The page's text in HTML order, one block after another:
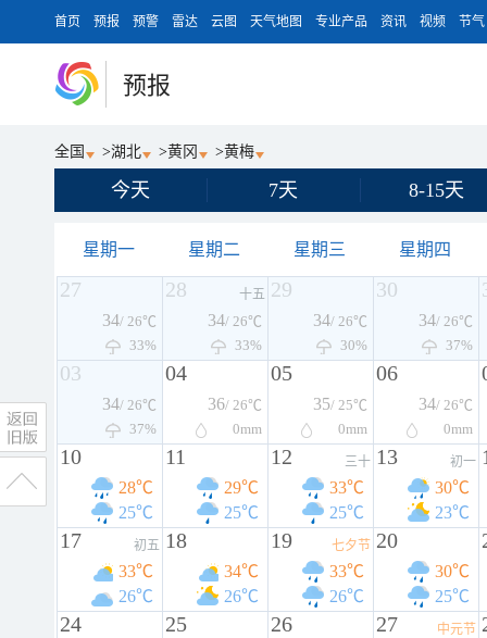
首页 预报 预警 雷达 云图 天气地图 专业产品 资讯 视频 节气
预报
全国 >湖北 >黄冈 >黄梅
今天 7天 8-15天
星期一 星期二 星期三 星期四
27
34/ 26℃
33%
28 十五
34/ 26℃
33%
29
34/ 26℃
30%
30
34/ 26℃
37%
03
34/ 26℃
37%
04
36/ 26℃
0mm
05
35/ 25℃
0mm
06
34/ 26℃
0mm
10
28℃
25℃
11
29℃
25℃
12 三十
33℃
25℃
13 初一
30℃
23℃
17 初五
33℃
26℃
18
34℃
26℃
19 七夕节
33℃
26℃
20
30℃
25℃
24 25 26 27 中元节